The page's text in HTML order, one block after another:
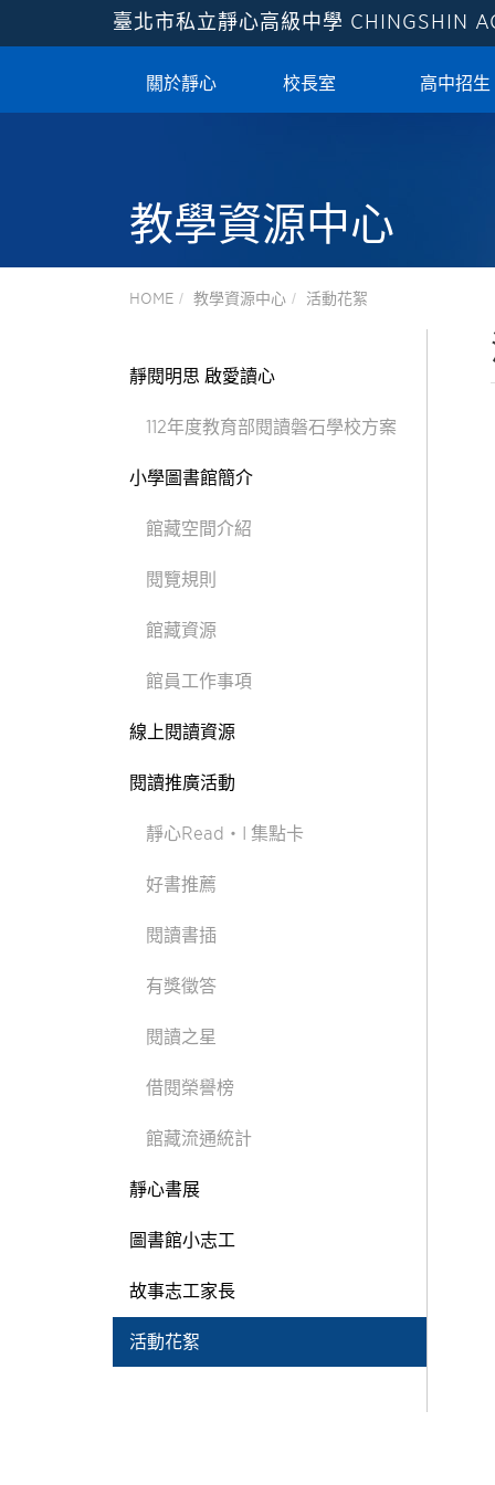
臺北市私立靜心高級中學 CHINGSHIN
關於靜心 校長室 高中招生
教學資源中心
HOME 教學資源中心 活動花絮
靜閱明思 啟愛讀心
112年度教育部閱讀磐石學校方案
小學圖書館簡介
館藏空間介紹
閱覽規則
館藏資源
館員工作事項
線上閱讀資源
閱讀推廣活動
靜心Read‧I 集點卡
好書推薦
閱讀書插
有獎徵答
閱讀之星
借閱榮譽榜
館藏流通統計
靜心書展
圖書館小志工
故事志工家長
活動花絮
2022/
2022/